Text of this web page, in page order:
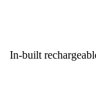
In-built